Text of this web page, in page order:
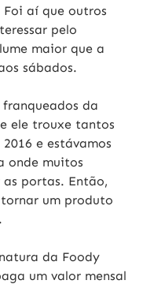
Foi aí que outros
pelo
maior que a
sábados.
da
ele trouxe tantos
e estávamos
onde muitos
portas. Então,
um produto
da Foody
um valor mensal